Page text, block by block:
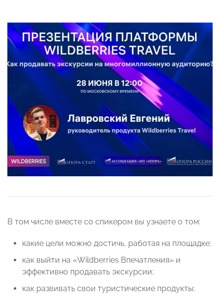
В том числе вместе со спикером вы узнаете о том:
какие цели можно достичь, работая на площадке;
как выйти на «Wildberries Впечатления» и
эффективно продавать экскурсии;
как развивать свои туристические продукты;